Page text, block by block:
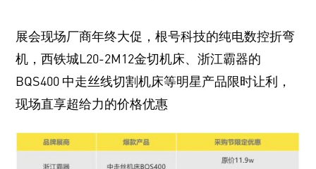
展会现场厂商年终大促，根号科技的纯电数控折弯
机，西铁城L20-2M12金切机床、浙江霸器的
BQS400 中走丝线切割机床等明星产品限时让利，
现场直享超给力的价格优惠